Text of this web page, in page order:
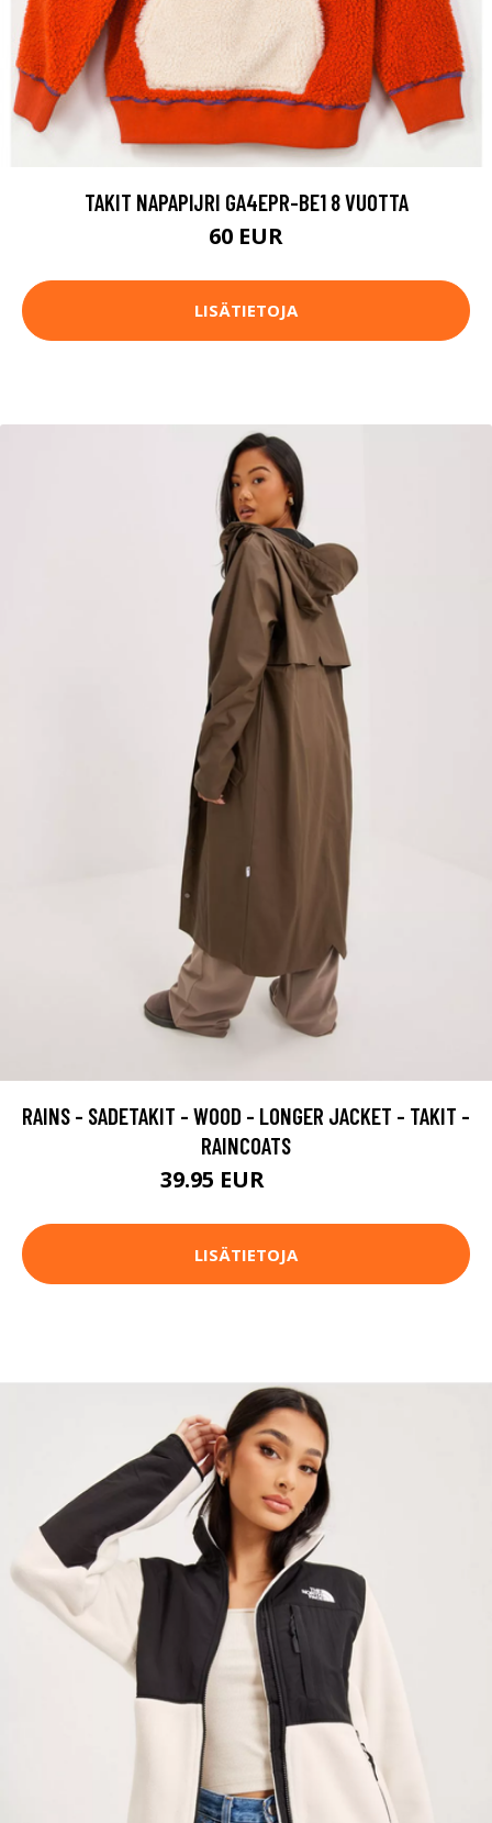
TAKIT NAPAPIJRI GA4EPR-BE1 8 VUOTTA
60 EUR
LISÄTIETOJA
RAINS - SADETAKIT - WOOD - LONGER JACKET - TAKIT -
RAINCOATS
39.95 EUR
LISÄTIETOJA